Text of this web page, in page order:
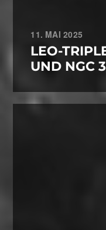
11. MAI 2025
LEO-
UND NGC